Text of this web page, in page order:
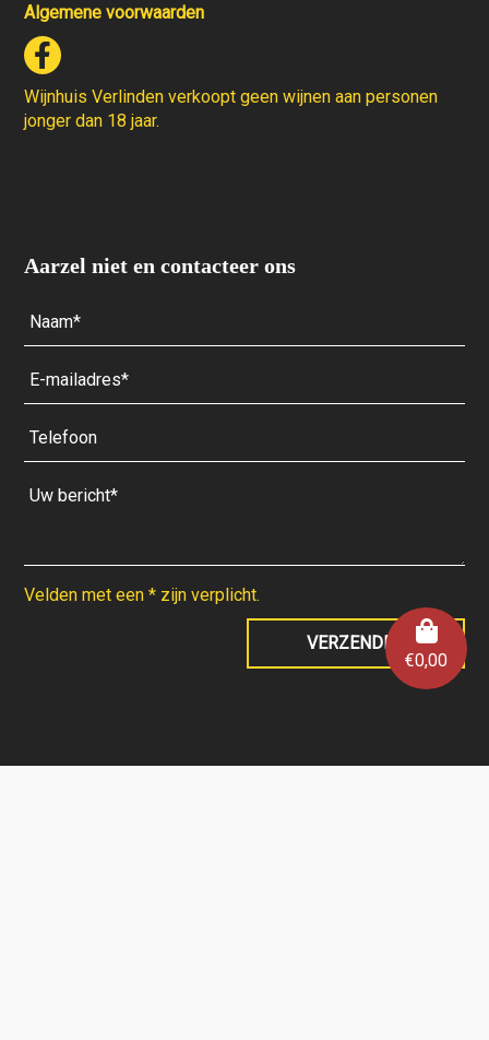
€0,00
Algemene voorwaarden
Wijnhuis Verlinden verkoopt geen wijnen aan personen
jonger dan 18 jaar.
Aarzel niet en contacteer ons
Velden met een * zijn verplicht.